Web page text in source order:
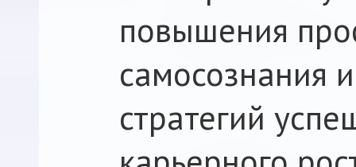
повышения
самосознания
стратегий